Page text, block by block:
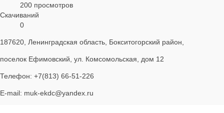
200 просмотров
Скачиваний
0
187620, Ленинградская область, Бокситогорский район,
поселок Ефимовский, ул. Комсомольская, дом 12
Телефон: +7(813) 66-51-226
E-mail: muk-ekdc@yandex.ru